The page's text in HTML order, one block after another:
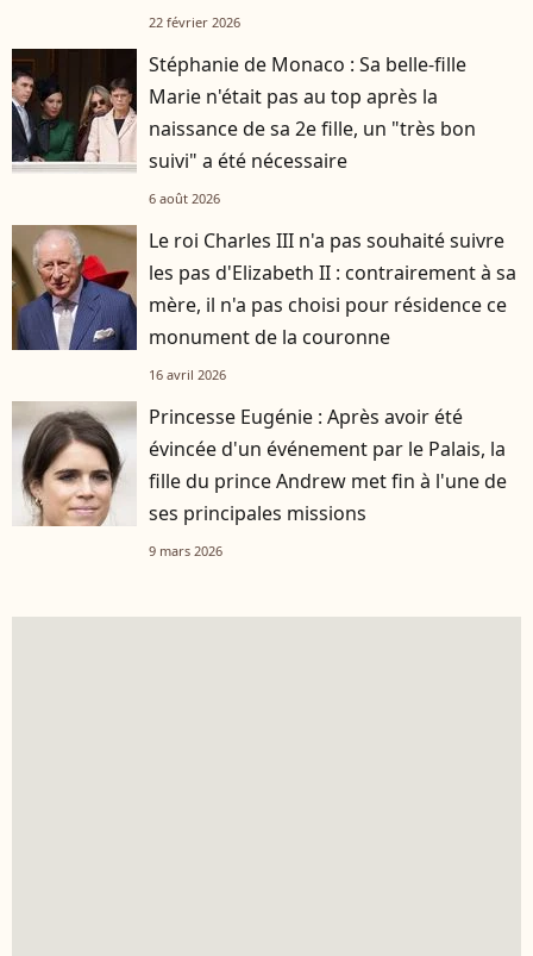
22 février 2026
Stéphanie de Monaco : Sa belle-fille
Marie n'était pas au top après la
naissance de sa 2e fille, un "très bon
suivi" a été nécessaire
6 août 2026
Le roi Charles III n'a pas souhaité suivre
les pas d'Elizabeth II : contrairement à sa
mère, il n'a pas choisi pour résidence ce
monument de la couronne
16 avril 2026
Princesse Eugénie : Après avoir été
évincée d'un événement par le Palais, la
fille du prince Andrew met fin à l'une de
ses principales missions
9 mars 2026